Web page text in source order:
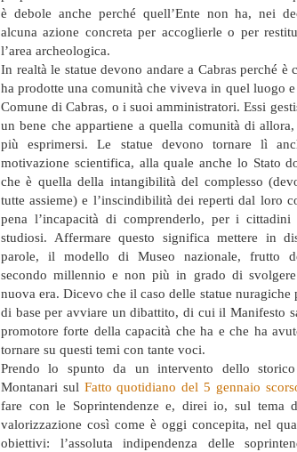
è debole anche perché quell’Ente non ha, nei
alcuna azione concreta per accoglierle o per
l’area archeologica.
In realtà le statue devono andare a Cabras perché è
ha prodotte una comunità che viveva in quel luogo e
Comune di Cabras, o i suoi amministratori. Essi
un bene che appartiene a quella comunità di
più esprimersi. Le statue devono tornare lì
motivazione scientifica, alla quale anche lo Stato
che è quella della intangibilità del complesso
tutte assieme) e l’inscindibilità dei reperti dal loro
pena l’incapacità di comprenderlo, per i
studiosi. Affermare questo significa mettere in
parole, il modello di Museo nazionale, frutto
secondo millennio e non più in grado di
nuova era. Dicevo che il caso delle statue nuragiche
di base per avviare un dibattito, di cui il Manifesto
promotore forte della capacità che ha e che ha
tornare su questi temi con tante voci.
Prendo lo spunto da un intervento dello storico
Montanari sul Fatto quotidiano del 5 gennaio
fare con le Soprintendenze e, direi io, sul tema
valorizzazione così come è oggi concepita, nel
obiettivi: l’assoluta indipendenza delle